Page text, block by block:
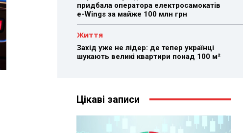
придбала оператора електросамокатів
e-Wings за майже 100 млн грн
Життя
Захід уже не лідер: де тепер українці
шукають великі квартири понад 100 м²
Цікаві записи